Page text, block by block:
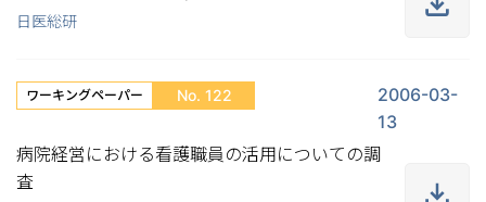
日医総研
ワーキングペーパー No. 122
2006-03-
13
病院経営における看護職員の活用についての調
査